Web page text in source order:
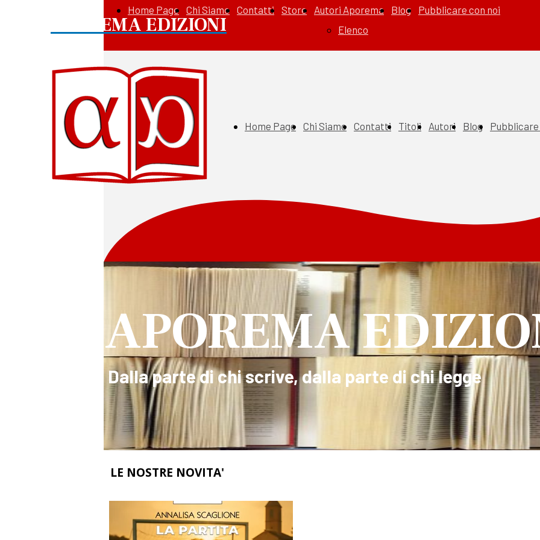
Home Page Chi Siamo Contatti Store
Autori Aporema
Elenco
Blog Pubblicare con noi
APOREMA EDIZIONI
Home Page Chi Siamo Contatti Titoli Autori Blog Pubblicare
APOREMA
Dalla parte di chi scrive, dalla parte di chi legge
LE NOSTRE NOVITA'